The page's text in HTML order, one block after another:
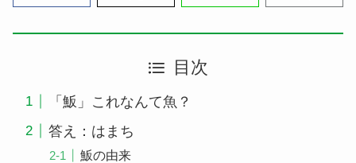
目次
「魬」これなんて魚？
答え：はまち
魬の由来